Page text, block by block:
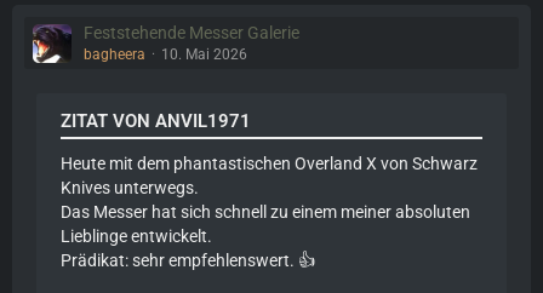
Feststehende Messer Galerie
bagheera 10. Mai 2026
ZITAT VON ANVIL1971
Heute mit dem phantastischen Overland X von Schwarz
Knives unterwegs.
Das Messer hat sich schnell zu einem meiner absoluten
Lieblinge entwickelt.
Prädikat: sehr empfehlenswert. 👍